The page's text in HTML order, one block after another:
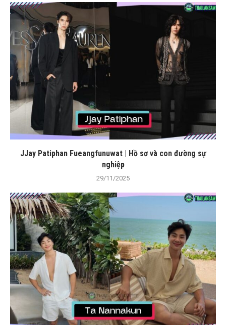
JJay Patiphan Fueangfunuwat | Hồ sơ và con đường sự
nghiệp
29/11/2025